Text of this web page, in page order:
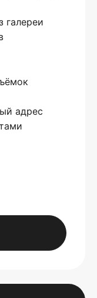
галереи
адрес